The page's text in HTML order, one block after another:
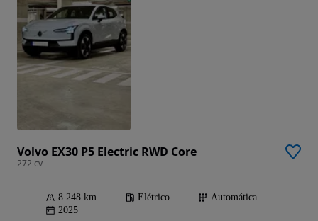
Volvo EX30 P5 Electric RWD Core
272 cv
8 248 km Elétrico
Automática
2025